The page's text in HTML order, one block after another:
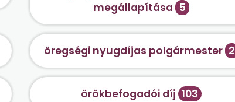
megállapítása 5
öregségi nyugdíjas polgármester 2
örökbefogadói díj 103